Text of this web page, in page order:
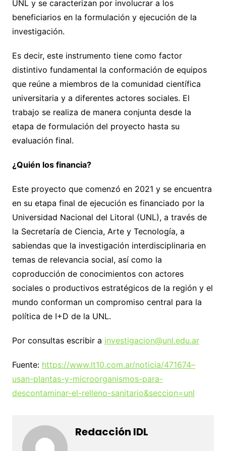
UNL y se caracterizan por involucrar a los
beneficiarios en la formulación y ejecución de la
investigación.
Es decir, este instrumento tiene como factor
distintivo fundamental la conformación de equipos
que reúne a miembros de la comunidad científica
universitaria y a diferentes actores sociales. El
trabajo se realiza de manera conjunta desde la
etapa de formulación del proyecto hasta su
evaluación final.
¿Quién los financia?
Este proyecto que comenzó en 2021 y se encuentra
en su etapa final de ejecución es financiado por la
Universidad Nacional del Litoral (UNL), a través de
la Secretaría de Ciencia, Arte y Tecnología, a
sabiendas que la investigación interdisciplinaria en
temas de relevancia social, así como la
coproducción de conocimientos con actores
sociales o productivos estratégicos de la región y el
mundo conforman un compromiso central para la
política de I+D de la UNL.
Por consultas escribir a investigacion@unl.edu.ar
Fuente: https://www.lt10.com.ar/noticia/471674–
usan-plantas-y-microorganismos-para-
descontaminar-el-relleno-sanitario&seccion=unl
Redacción IDL